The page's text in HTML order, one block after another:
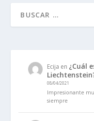
Ecija en ¿Cuál
08/04/2021
Impresionante
siempre